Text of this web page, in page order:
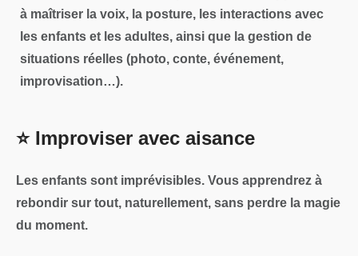
à maîtriser la voix, la posture, les interactions avec
les enfants et les adultes, ainsi que la gestion de
situations réelles (photo, conte, événement,
improvisation…).
⭐​ Improviser avec aisance
Les enfants sont imprévisibles. Vous apprendrez à
rebondir sur tout, naturellement, sans perdre la magie
du moment.